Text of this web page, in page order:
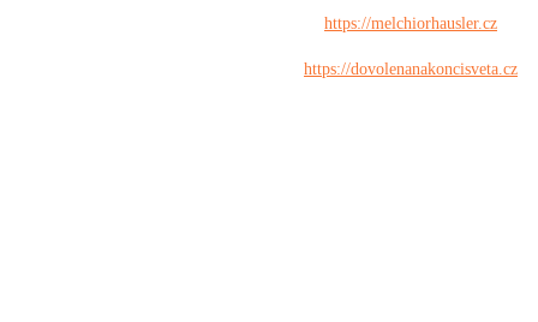
https://melchiorhausler.cz
https://dovolenanakoncisveta.cz